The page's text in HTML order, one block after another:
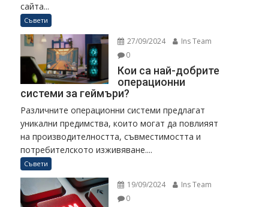
сайта...
Съвети
27/09/2024
Ins Team
0
Кои са най-добрите
операционни
системи за геймъри?
Различните операционни системи предлагат
уникални предимства, които могат да повлияят
на производителността, съвместимостта и
потребителското изживяване....
Съвети
19/09/2024
Ins Team
0